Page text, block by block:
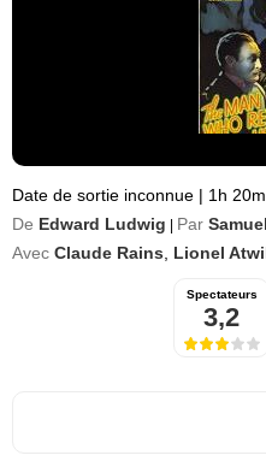
Date de sortie inconnue | 1h
De Edward Ludwig Par
Avec Claude Rains Lionel
Spectateurs
3,2